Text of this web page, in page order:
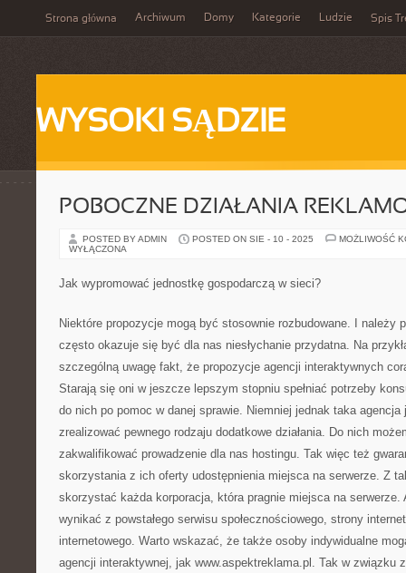
Strona główna Archiwum Domy Kategorie Ludzie Spis
WYSOKI SĄDZIE
POBOCZNE DZIAŁANIA
POSTED BY ADMIN POSTED ON SIE - 10 - 2025
MOŻLIWOŚĆ
WYŁĄCZONA
Jak wypromować jednostkę gospodarczą w sieci?
Niektóre propozycje mogą być stosownie rozbudowane. I należy
często okazuje się być dla nas niesłychanie przydatna. Na
szczególną uwagę fakt, że propozycje agencji interaktywnych
Starają się oni w jeszcze lepszym stopniu spełniać potrzeby
do nich po pomoc w danej sprawie. Niemniej jednak taka
zrealizować pewnego rodzaju dodatkowe działania. Do nich
zakwalifikować prowadzenie dla nas hostingu. Tak więc też
skorzystania z ich oferty udostępnienia miejsca na serwerze. Z
skorzystać każda korporacja, która pragnie miejsca na serwerze.
wynikać z powstałego serwisu społecznościowego, strony
internetowego. Warto wskazać, że także osoby indywidualne
agencji interaktywnej, jak www.aspektreklama.pl. Tak w związku